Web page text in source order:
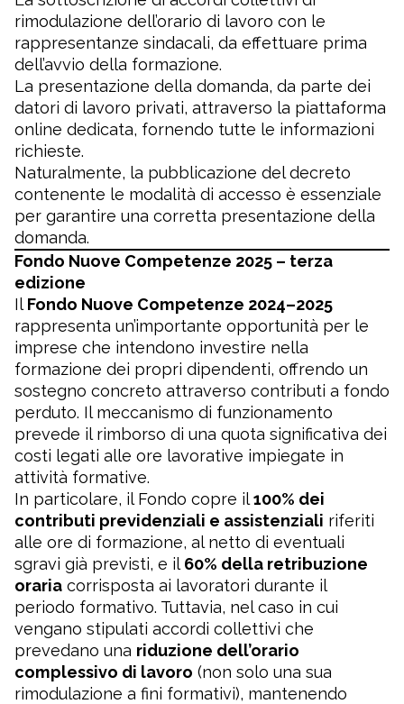
rimodulazione dell’orario di lavoro con le
rappresentanze sindacali, da effettuare prima
dell’avvio della formazione.
La presentazione della domanda, da parte dei
datori di lavoro privati, attraverso la piattaforma
online dedicata, fornendo tutte le informazioni
richieste.
Naturalmente, la pubblicazione del decreto
contenente le modalità di accesso è essenziale
per garantire una corretta presentazione della
domanda.
Fondo Nuove Competenze 2025 – terza
edizione
Il Fondo Nuove Competenze 2024–2025
rappresenta un’importante opportunità per le
imprese che intendono investire nella
formazione dei propri dipendenti, offrendo un
sostegno concreto attraverso contributi a fondo
perduto. Il meccanismo di funzionamento
prevede il rimborso di una quota significativa dei
costi legati alle ore lavorative impiegate in
attività formative.
In particolare, il Fondo copre il100% dei
contributi previdenziali e assistenziali riferiti
alle ore di formazione, al netto di eventuali
sgravi già previsti, e il 60% della retribuzione
oraria corrisposta ai lavoratori durante il
periodo formativo. Tuttavia, nel caso in cui
vengano stipulati accordi collettivi che
prevedano una riduzione dell’orario
complessivo di lavoro (non solo una sua
rimodulazione a fini formativi), mantenendo